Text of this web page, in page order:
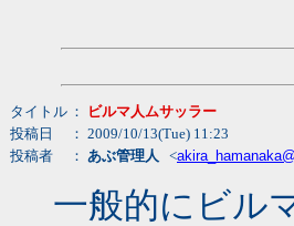
タイトル ：
ビルマ人ムサッラー
投稿日
： 2009/10/13(Tue) 11:23
投稿者
： あぶ管理人 <
一般的にビル